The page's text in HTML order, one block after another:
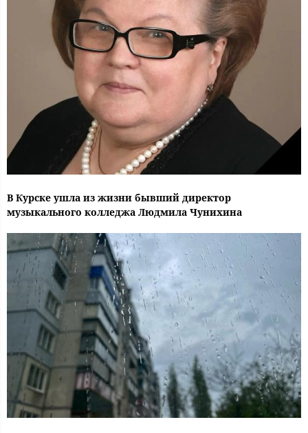
В Курске ушла из жизни бывший директор
музыкального колледжа Людмила Чунихина